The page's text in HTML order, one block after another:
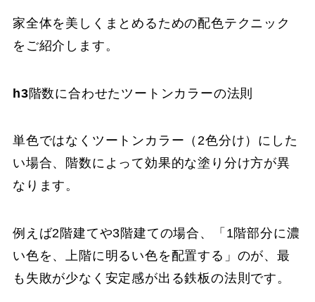
家全体を美しくまとめるための配色テクニック
をご紹介します。
h3階数に合わせたツートンカラーの法則
単色ではなくツートンカラー（2色分け）にした
い場合、階数によって効果的な塗り分け方が異
なります。
例えば2階建てや3階建ての場合、「1階部分に濃
い色を、上階に明るい色を配置する」のが、最
も失敗が少なく安定感が出る鉄板の法則です。